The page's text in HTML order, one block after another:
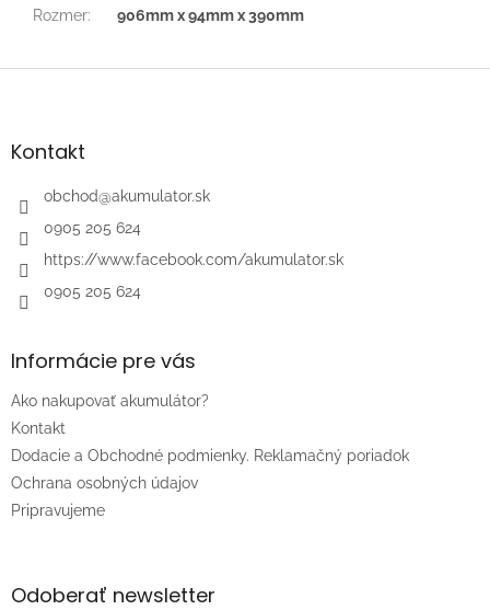
Rozmer: 906mm x 94mm x 390mm
Z
äKontakt
obchod@akumulator.sk
0905 205 624
https://www.facebook.com/akumulator.sk
0905 205 624
Informácie pre vás
Ako nakupovať akumulátor?
Kontakt
Dodacie a Obchodné podmienky. Reklamačný poriadok
Ochrana osobných údajov
Pripravujeme
Odoberať newsletter